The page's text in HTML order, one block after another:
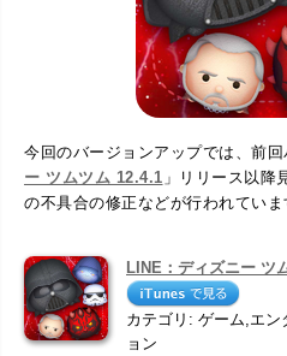
今回のバージョンアップでは、前
ー ツムツム 12.4.1 」リリース以降
の不具合の修正などが行われていま
LINE：ディズニー ツ
カテゴリ: ゲーム,エ
ョン